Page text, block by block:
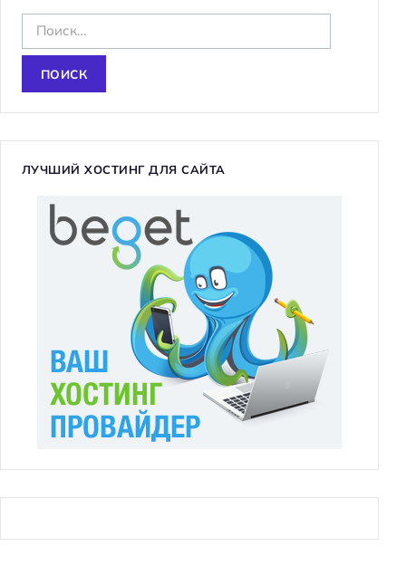
а
и
ЛУЧШИЙ ХОСТИНГ ДЛЯ САЙТА